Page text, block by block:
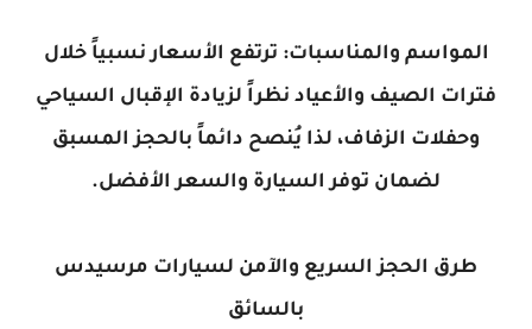
المواسم والمناسبات: ترتفع الأسعار نسبياً خلال
فترات الصيف والأعياد نظراً لزيادة الإقبال السياحي
وحفلات الزفاف، لذا يُنصح دائماً بالحجز المسبق
لضمان توفر السيارة والسعر الأفضل.
طرق الحجز السريع والآمن لسيارات مرسيدس
بالسائق